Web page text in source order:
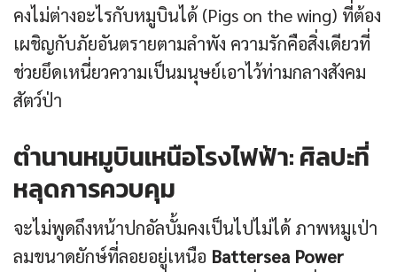
คงไม่ต่างอะไรกับหมูบินได้ (Pigs on the wing) ที่ต้อง
เผชิญกับภัยอันตรายตามลำพัง ความรักคือสิ่งเดียวที่
ช่วยยึดเหนี่ยวความเป็นมนุษย์เอาไว้ท่ามกลางสังคม
สัตว์ป่า
ตำนานหมูบินเหนือโรงไฟฟ้า: ศิลปะที่
หลุดการควบคุม
จะไม่พูดถึงหน้าปกอัลบั้มคงเป็นไปไม่ได้ ภาพหมูเป่า
ลมขนาดยักษ์ที่ลอยอยู่เหนือ Battersea Power